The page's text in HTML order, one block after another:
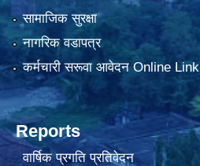
सामाजिक सुरक्षा
नागरिक वडापत्र
कर्मचारी सरूवा आवेदन Online Link
Reports
वार्षिक प्रगति प्रतिवेदन